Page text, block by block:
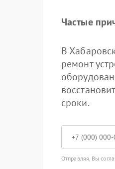
Частые
В
ремонт
сроки.
Отправляя, Вы